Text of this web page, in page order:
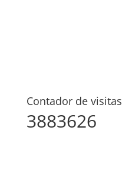
Contador de visitas
3883626